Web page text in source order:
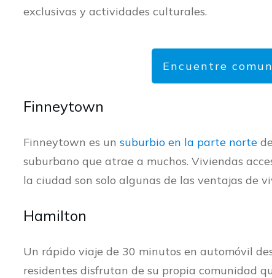
exclusivas y actividades culturales.
Encuentre
Finneytown
Finneytown es un suburbio en la parte norte
suburbano que atrae a muchos. Viviendas
la ciudad son solo algunas de las ventajas de
Hamilton
Un rápido viaje de 30 minutos en automóvil
residentes disfrutan de su propia comunidad